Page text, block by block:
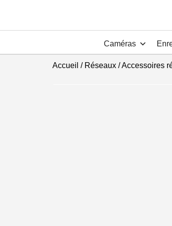
Caméras
Accueil / Réseaux/Accessoires